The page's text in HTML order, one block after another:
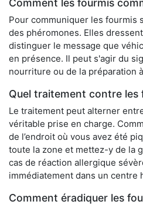
Comment les fourmis
Pour communiquer les fourmis
des phéromones. Elles
distinguer le message que
en présence. Il peut s'agir du
nourriture ou de la préparation
Quel traitement contre les
Le traitement peut alterner
véritable prise en charge.
de l’endroit où vous avez été
toute la zone et mettez-y de la
cas de réaction allergique
immédiatement dans un centre
Comment éradiquer les